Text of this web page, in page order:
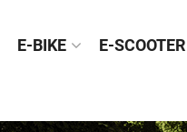
E-BIKE E-SCOOTER